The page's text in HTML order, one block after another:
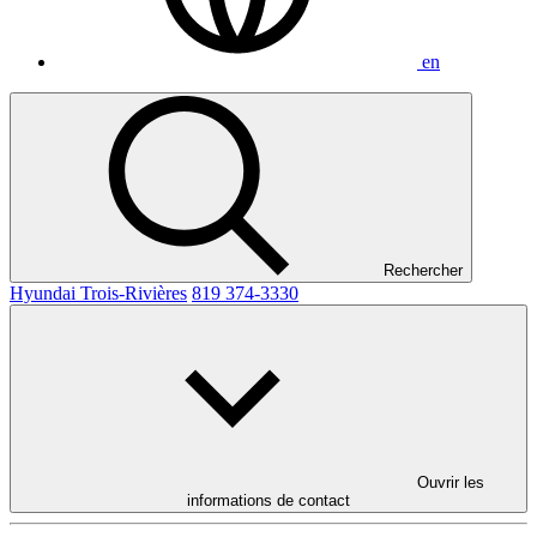
en
Rechercher
Hyundai Trois-Rivières 819 374-3330
Ouvrir les
informations de contact